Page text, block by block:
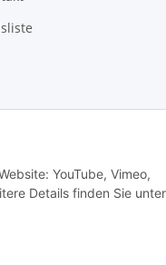
YouTube, Vimeo,
Details finden Sie unter